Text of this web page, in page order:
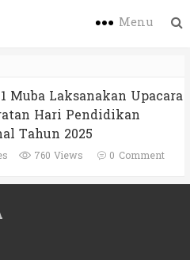
Menu
Muba Laksanakan Upacara
Hari Pendidikan
Tahun 2025
760 Views 0 Comment